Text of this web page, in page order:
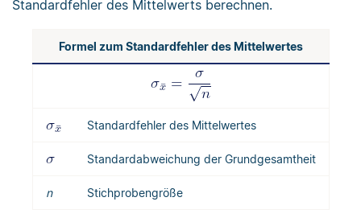
Standardfehler des Mittelwerts berechnen.
Formel zum Standardfehler des Mittelwertes
Standardfehler des Mittelwertes
Standardabweichung der Grundgesamtheit
n Stichprobengröße